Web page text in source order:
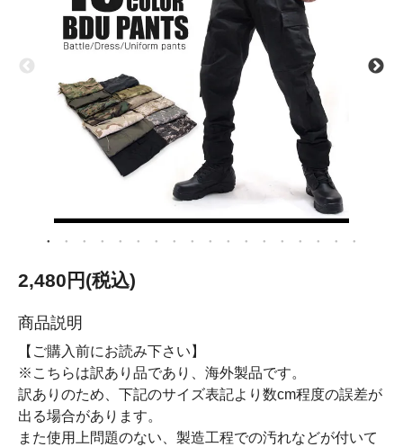
2,480円(税込)
商品説明
【ご購入前にお読み下さい】
※こちらは訳あり品であり、海外製品です。
訳ありのため、下記のサイズ表記より数cm程度の誤差が
出る場合があります。
また使用上問題のない、製造工程での汚れなどが付いて